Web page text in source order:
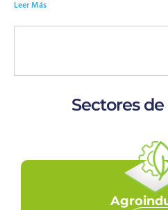
Leer Más
Sectores